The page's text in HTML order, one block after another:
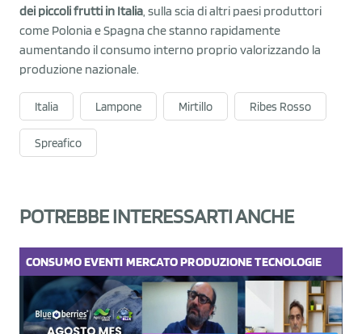
dei piccoli frutti in Italia, sulla scia di altri paesi produttori
come Polonia e Spagna che stanno rapidamente
aumentando il consumo interno proprio valorizzando la
produzione nazionale.
Italia Lampone Mirtillo Ribes Rosso
Spreafico
POTREBBE INTERESSARTI ANCHE
CONSUMOEVENTI MERCATOPRODUZIONETECNOLOGIE